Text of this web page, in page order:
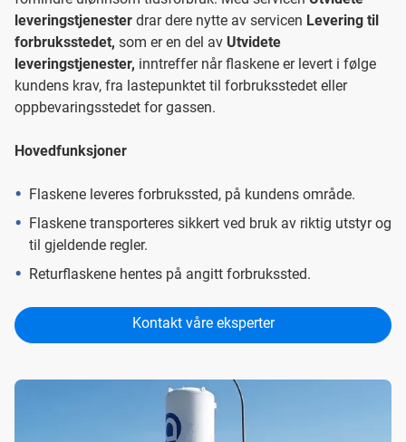
leveringstjenester drar dere nytte av servicen Levering til
forbruksstedet, som er en del av Utvidete
leveringstjenester, inntreffer når flaskene er levert i følge
kundens krav, fra lastepunktet til forbruksstedet eller
oppbevaringsstedet for gassen.
Hovedfunksjoner
Flaskene leveres forbrukssted, på kundens område.
Flaskene transporteres sikkert ved bruk av riktig utstyr og
til gjeldende regler.
Returflaskene hentes på angitt forbrukssted.
Kontakt våre eksperter